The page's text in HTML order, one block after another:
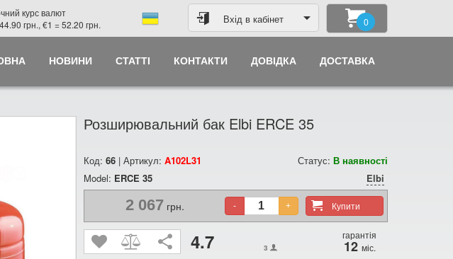
курс валют
грн., €1 = 52.20 грн.
Вхід в кабінет 0
НОВИНИ СТАТТІ КОНТАКТИ ДОВІДКА ДОСТАВКА
Розширювальний бак Elbi ERCE 35
Код:66 | Артикул:A102L31 Статус: В наявності
Model: ERCE 35 Elbi
2 067 грн. Купити
- +
4.7 3
гарантія
12 міс.